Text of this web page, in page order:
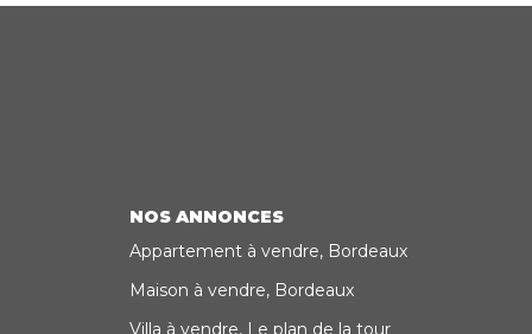
NOS ANNONCES
Appartement à vendre, Bordeaux
Maison à vendre, Bordeaux
Villa à vendre, Le plan de la tour